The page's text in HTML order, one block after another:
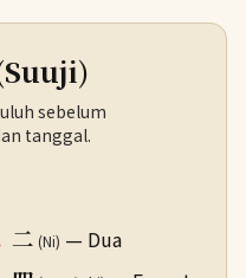
sebelum
tanggal.
二 (Ni) — Dua